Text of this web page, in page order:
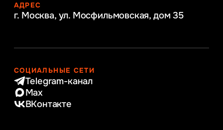
АДРЕС
г. Москва, ул. Мосфильмовская, дом 35
СОЦИАЛЬНЫЕ СЕТИ
Telegram-канал
Max
ВКонтакте